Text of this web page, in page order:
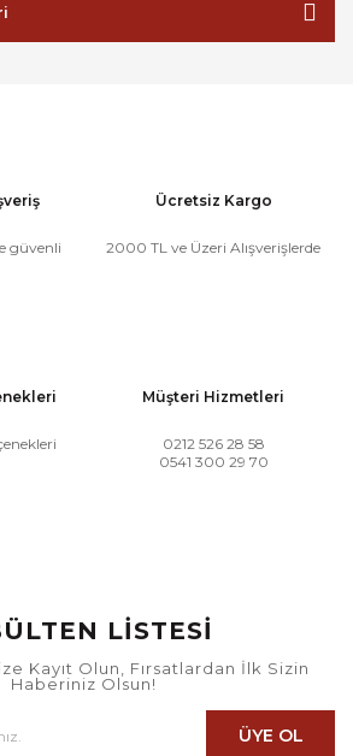
güvenli
Ücretsiz Kargo
2000 TL ve Üzeri Alışverişlerde
Müşteri Hizmetleri
0212 526 28 58
0541 300 29 70
LİSTESİ
Kayıt Olun, Fırsatlardan İlk Sizin
Haberiniz Olsun!
ÜYE OL